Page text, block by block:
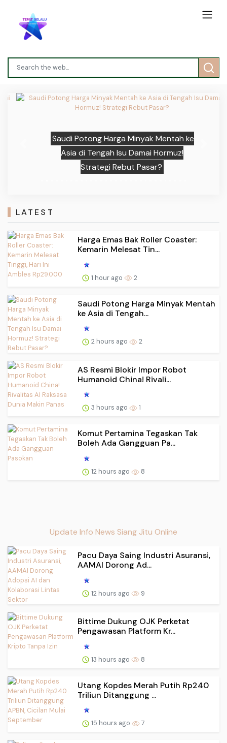
Saudi Potong Harga Minyak Mentah ke
Asia di Tengah Isu Damai Hormuz!
Strategi Rebut Pasar?
LATEST
Harga Emas Bak Roller Coaster:
Kemarin Melesat Tin...
1 hour ago 2
Saudi Potong Harga Minyak Mentah
ke Asia di Tengah...
2 hours ago 2
AS Resmi Blokir Impor Robot
Humanoid China! Rivali...
3 hours ago 1
Komut Pertamina Tegaskan Tak
Boleh Ada Gangguan Pa...
12 hours ago 8
Update Info News Siang Jitu Online
Pacu Daya Saing Industri Asuransi,
AAMAI Dorong Ad...
12 hours ago 9
Bittime Dukung OJK Perketat
Pengawasan Platform Kr...
13 hours ago 8
Utang Kopdes Merah Putih Rp240
Triliun Ditanggung ...
15 hours ago 7